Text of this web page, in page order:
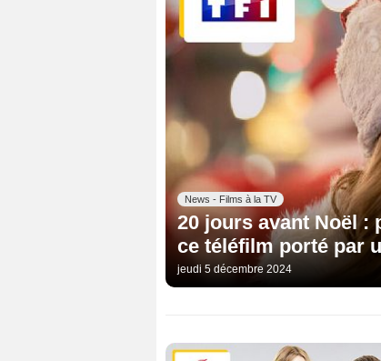
News - Films à la TV
20 jours avant Noël :
ce téléfilm porté par
jeudi 5 décembre 2024